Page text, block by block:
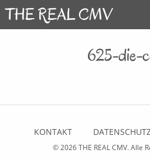
625-die-
KONTAKT
© 2026THE REAL CMV. Alle